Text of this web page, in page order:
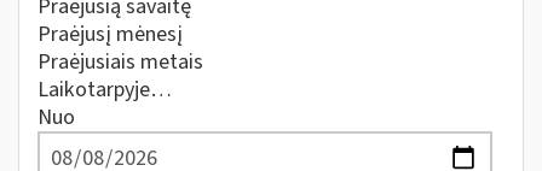
Praėjusią savaitę
Praėjusį mėnesį
Praėjusiais metais
Laikotarpyje…
Nuo